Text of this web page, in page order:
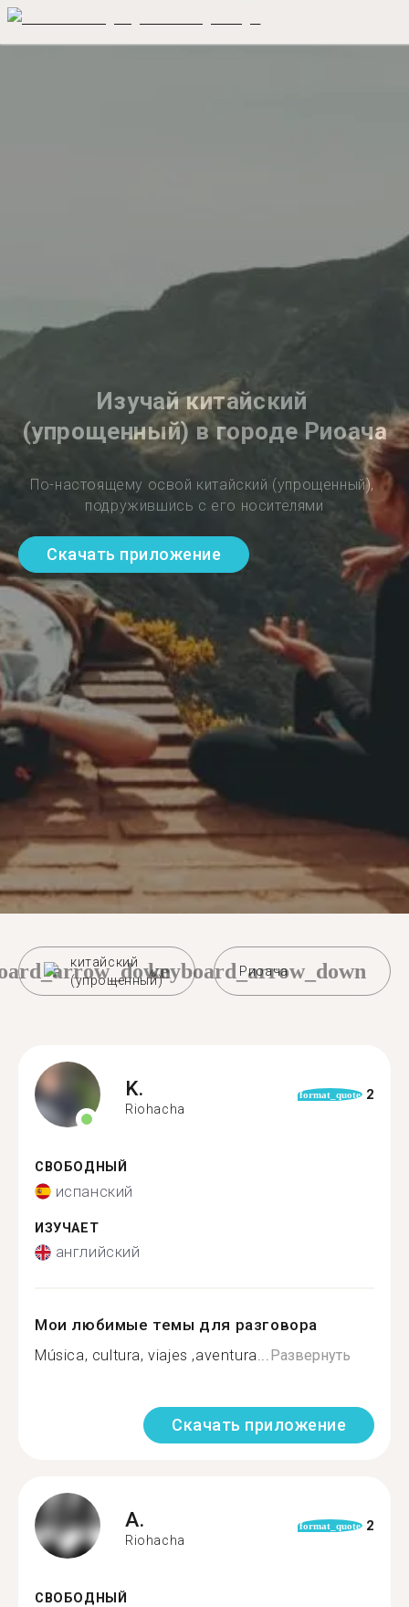
Изучай китайский
(упрощенный) в городе Риоача
По-настоящему освой китайский (упрощенный),
подружившись с его носителями
Скачать приложение
китайский
(упрощенный)
Риоача
keyboard_arrow_down
K.
Riohacha
format_quote 2
СВОБОДНЫЙ
испанский
ИЗУЧАЕТ
английский
Мои любимые темы для разговора
Música, cultura, viajes ,aventura...Развернуть
Скачать приложение
A.
Riohacha
format_quote 2
СВОБОДНЫЙ